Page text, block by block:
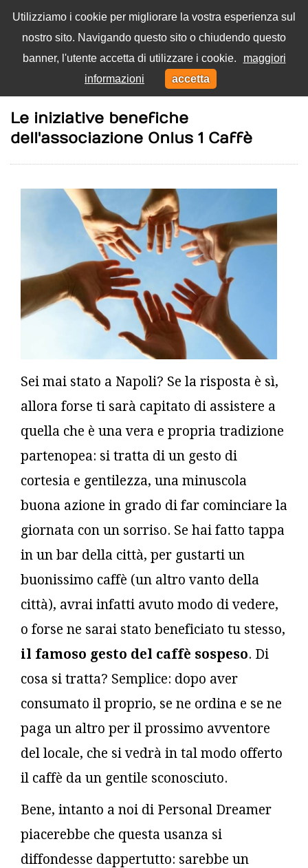
Utilizziamo i cookie per migliorare la vostra esperienza sul
nostro sito. Navigando questo sito o chiudendo questo
banner, l'utente accetta di utilizzare i cookie.
maggiori
informazioni
accetta
Menu
Le iniziative benefiche
dell'associazione Onlus 1 Caffè
Sei mai stato a Napoli? Se la risposta è sì,
allora forse ti sarà capitato di assistere a
quella che è una vera e propria tradizione
partenopea: si tratta di un gesto di
cortesia e gentilezza, una minuscola
buona azione in grado di far cominciare la
giornata con un sorriso. Se hai fatto tappa
in un bar della città, per gustarti un
buonissimo caffè (un altro vanto della
città), avrai infatti avuto modo di vedere,
o forse ne sarai stato beneficiato tu stesso,
il famoso gesto del caffè sospeso. Di
cosa si tratta? Semplice: dopo aver
consumato il proprio, se ne ordina e se ne
paga un altro per il prossimo avventore
del locale, che si vedrà in tal modo offerto
il caffè da un gentile sconosciuto.
Bene, intanto a noi di Personal Dreamer
piacerebbe che questa usanza si
diffondesse dappertutto: sarebbe un